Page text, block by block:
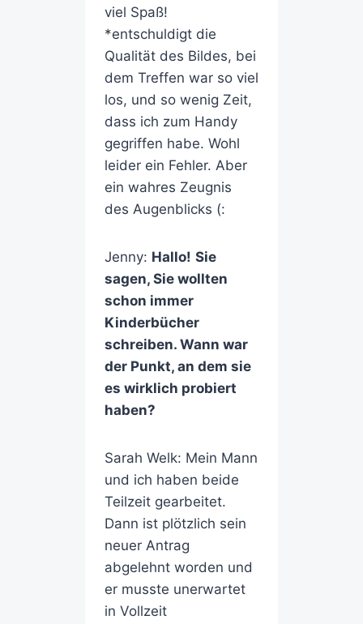
viel Spaß!
*entschuldigt die
Qualität des Bildes, bei
dem Treffen war so viel
los, und so wenig Zeit,
dass ich zum Handy
gegriffen habe. Wohl
leider ein Fehler. Aber
ein wahres Zeugnis
des Augenblicks (:
Jenny: Hallo! Sie
sagen, Sie wollten
schon immer
Kinderbücher
schreiben. Wann war
der Punkt, an dem sie
es wirklich probiert
haben?
Sarah Welk: Mein Mann
und ich haben beide
Teilzeit gearbeitet.
Dann ist plötzlich sein
neuer Antrag
abgelehnt worden und
er musste unerwartet
in Vollzeit